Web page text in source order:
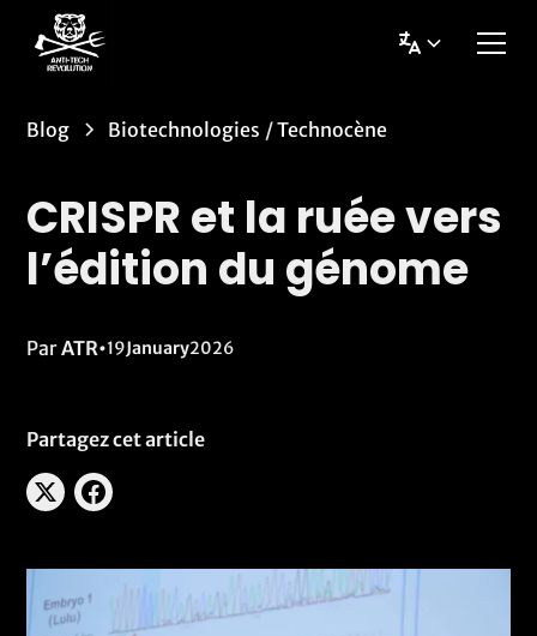
Blog Biotechnologies /Technocène
CRISPR et la ruée vers
l’édition du génome
Par ATR•19January2026
Partagez cet article